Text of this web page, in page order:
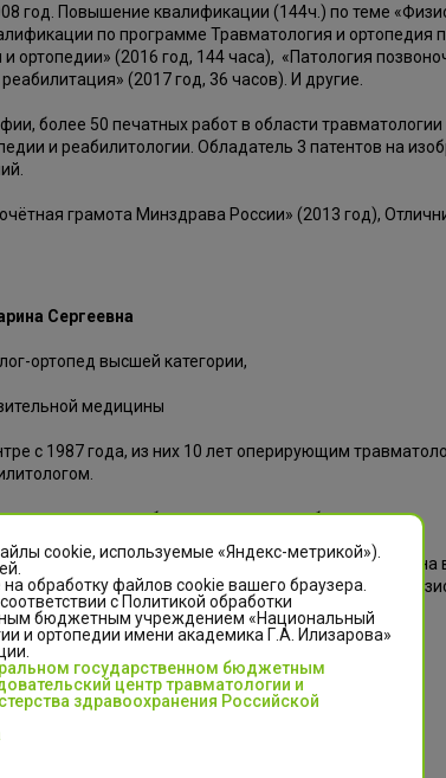
год. Повышение квалификации (144ч.) по теме
по программе Травматология и ортопедия
ортопедии» (2016 год, 144 часа), «Патология
(2017 год, 36 часов). И другие.
более 50 печатных работ в области травматологии
и реабилитологии. Обладатель 3 патентов на
грамота Минздрава России» (2013 год),
Сергеевна
ортопед высшей категории,
медицины
с 1987 года, из них 10 лет оперирующим
печатных работ по вопросам реабилитологии.
образование: профессиональная переподготовка на
год. Повышение квалификации (144ч.) по теме
(2007 год).
cookie, используемые «Яндекс-метрикой»).
обработку файлов cookie вашего браузера.
с Политикой обработки
бюджетным учреждением «Национальный
и ортопедии имени академика Г.А. Илизарова»
государственном бюджетным
центр травматологии и
здравоохранения Российской